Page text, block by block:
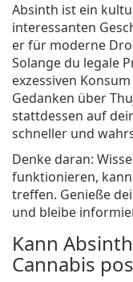
Absinth ist ein
interessanten
er für moderne
Solange du legale
exzessiven
Gedanken über
stattdessen auf
schneller und
Denke daran:
funktionieren,
treffen. Genieße
und bleibe
Kann
Cannabis